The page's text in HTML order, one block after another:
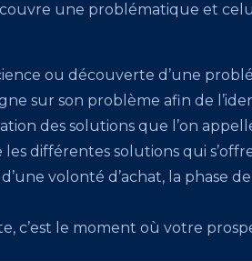
une problématique et
ou découverte d’une
sur son problème afin de
des solutions que l’on
les différentes solutions qui
volonté d’achat, la phase
c’est le moment où votre